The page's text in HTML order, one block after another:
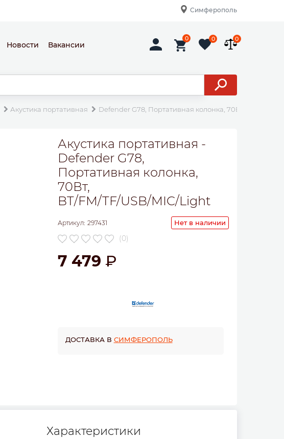
Симферополь
Новости Вакансии
0 0 0
Акустика портативная Defender G78, Портативная колонка, 70Вт, BT/FM/TF/
Акустика портативная -
Defender G78,
Портативная колонка,
70Вт,
BT/FM/TF/USB/MIC/Light
Артикул: 297431 Нет в наличии
(0)
7 479
ДОСТАВКА В СИМФЕРОПОЛЬ
Характеристики